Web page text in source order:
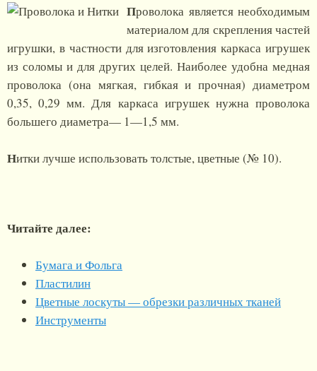
Проволока является необходимым
материалом для скрепления частей
игрушки, в частности для изготовления каркаса игрушек
из соломы и для других целей. Наиболее удобна медная
проволока (она мягкая, гибкая и прочная) диаметром
0,35, 0,29 мм. Для каркаса игрушек нужна проволока
большего диаметра— 1—1,5 мм.
Нитки лучше использовать толстые, цветные (№ 10).
Читайте далее:
Бумага и Фольга
Пластилин
Цветные лоскуты — обрезки различных тканей
Инструменты